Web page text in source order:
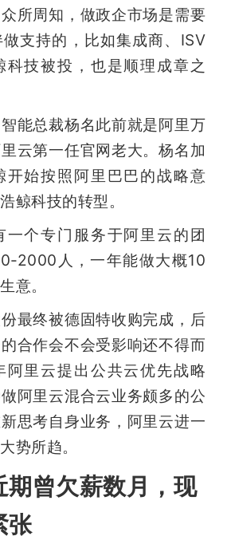
所周知，做政企市场是需要
支持的，比如集成商、ISV
科技被投，也是顺理成章之
能总裁杨名此前就是阿里万
云第一任官网老大。杨名加
开始按照阿里巴巴的战略意
鲸科技的转型。
一个专门服务于阿里云的团
2000人，一年能做大概10
意。
最终被德固特收购完成，后
合作会不会受影响还不得而
阿里云提出公共云优先战略
阿里云混合云业务颇多的公
思考自身业务，阿里云进一
势所趋。
期曾欠薪数月，现
张